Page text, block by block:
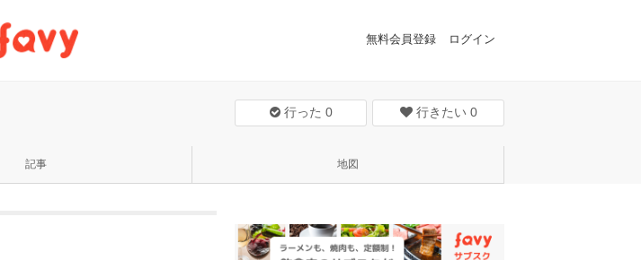
無料会員登録 ログイン
行った 0 行きたい 0
記事 地図